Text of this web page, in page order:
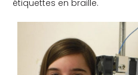
étiquettes en braille.